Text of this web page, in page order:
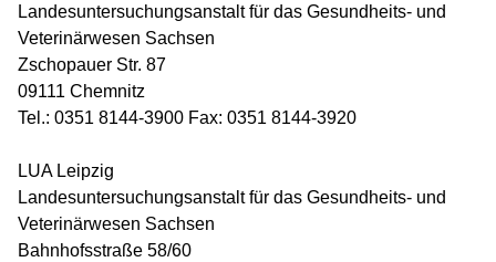
Landesuntersuchungsanstalt für das Gesundheits- und
Veterinärwesen Sachsen
Zschopauer Str. 87
09111 Chemnitz
Tel.: 0351 8144-3900 Fax: 0351 8144-3920
LUA Leipzig
Landesuntersuchungsanstalt für das Gesundheits- und
Veterinärwesen Sachsen
Bahnhofsstraße 58/60